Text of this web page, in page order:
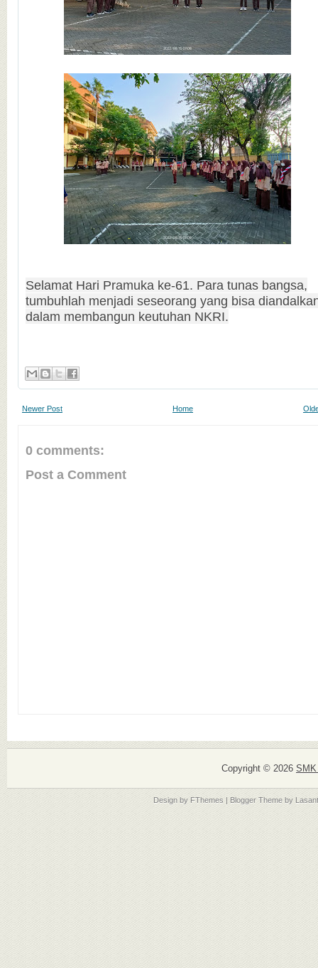
Selamat Hari Pramuka ke-61. Para tunas bangsa,
tumbuhlah menjadi seseorang yang bisa
dalam membangun keutuhan NKRI.
Newer Post Home
0 comments:
Post a Comment
Copyright © 2026
Design byFThemes | Blogger Theme by